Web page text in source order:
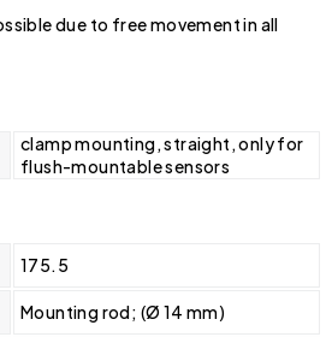
due to free movement in all
clamp mounting, straight, only for
flush-mountable sensors
175.5
Mounting rod; (Ø 14 mm)